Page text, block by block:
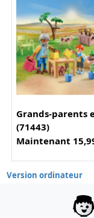
Grands-parents
(71443)
Maintenant
Version ordinateur